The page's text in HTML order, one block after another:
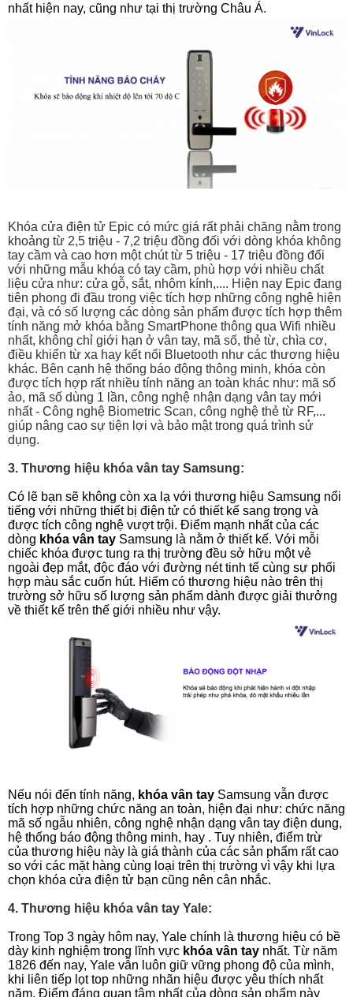
nhất hiện nay, cũng như tại thị trường Châu Á.
Khóa cửa điện tử Epic có mức giá rất phải chăng nằm trong
khoảng từ 2,5 triệu - 7,2 triệu đồng đối với dòng khóa không
tay cầm và cao hơn một chút từ 5 triệu - 17 triệu đồng đối
với những mẫu khóa có tay cầm, phù hợp với nhiều chất
liệu cửa như: cửa gỗ, sắt, nhôm kính,.... Hiện nay Epic đang
tiên phong đi đầu trong việc tích hợp những công nghệ hiện
đại, và có số lượng các dòng sản phẩm được tích hợp thêm
tính năng mở khóa bằng SmartPhone thông qua Wifi nhiều
nhất, không chỉ giới hạn ở vân tay, mã số, thẻ từ, chìa cơ,
điều khiển từ xa hay kết nối Bluetooth như các thương hiệu
khác. Bên cạnh hệ thống báo động thông minh, khóa còn
được tích hợp rất nhiều tính năng an toàn khác như: mã số
ảo, mã số dùng 1 lần, công nghệ nhận dạng vân tay mới
nhất - Công nghệ Biometric Scan, công nghệ thẻ từ RF,...
giúp nâng cao sự tiện lợi và bảo mật trong quá trình sử
dụng.
3. Thương hiệu khóa vân tay Samsung:
Có lẽ bạn sẽ không còn xa lạ với thương hiệu Samsung nổi
tiếng với những thiết bị điện tử có thiết kế sang trọng và
được tích công nghệ vượt trội. Điểm mạnh nhất của các
dòng khóa vân tay Samsung là nằm ở thiết kế. Với mỗi
chiếc khóa được tung ra thị trường đều sở hữu một vẻ
ngoài đẹp mắt, độc đáo với đường nét tinh tế cùng sự phối
hợp màu sắc cuốn hút. Hiếm có thương hiệu nào trên thị
trường sở hữu số lượng sản phẩm dành được giải thưởng
về thiết kế trên thế giới nhiều như vậy.
Nếu nói đến tính năng, khóa vân tay Samsung vẫn được
tích hợp những chức năng an toàn, hiện đại như: chức năng
mã số ngẫu nhiên, công nghệ nhận dạng vân tay điện dung,
hệ thống báo động thông minh, hay . Tuy nhiên, điểm trừ
của thương hiệu này là giá thành của các sản phẩm rất cao
so với các mặt hàng cùng loại trên thị trường vì vậy khi lựa
chọn khóa cửa điện tử bạn cũng nên cân nhắc.
4. Thương hiệu khóa vân tay Yale:
Trong Top 3 ngày hôm nay, Yale chính là thương hiệu có bề
dày kinh nghiệm trong lĩnh vực khóa vân tay nhất. Từ năm
1826 đến nay, Yale vẫn luôn giữ vững phong độ của mình,
khi liên tiếp lọt top những nhãn hiệu được yêu thích nhất
năm. Điểm đáng quan tâm nhất của dòng sản phẩm này